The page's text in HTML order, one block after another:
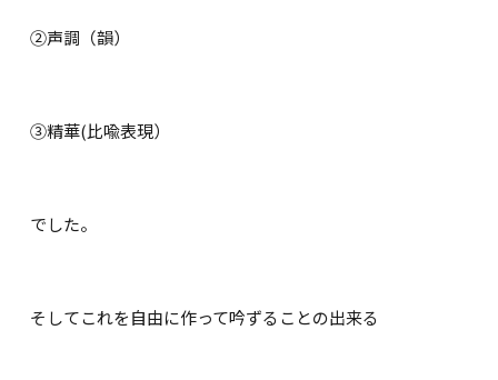
②声調（韻）
③精華(比喩表現）
でした。
そしてこれを自由に作って吟ずることの出来る